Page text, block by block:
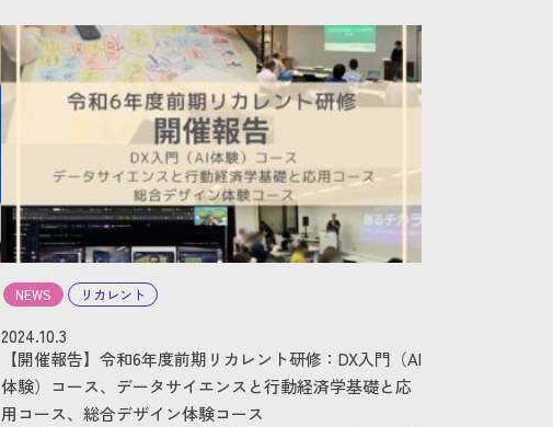
NEWS リカレント
2024.10.3
【開催報告】令和6年度前期リカレント研修：DX入門（AI
体験）コース、データサイエンスと行動経済学基礎と応
用コース、総合デザイン体験コース